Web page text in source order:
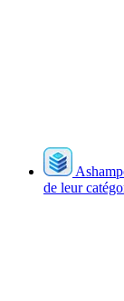
de leur